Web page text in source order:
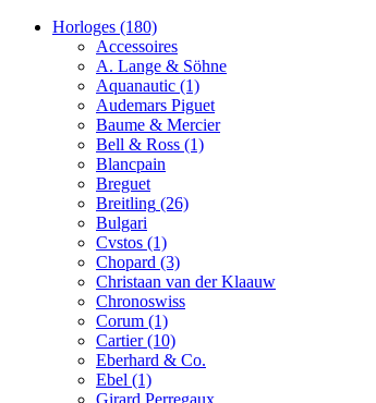
Horloges (180)
Accessoires
A. Lange & Söhne
Aquanautic (1)
Audemars Piguet
Baume & Mercier
Bell & Ross (1)
Blancpain
Breguet
Breitling (26)
Bulgari
Cvstos (1)
Chopard (3)
Christaan van der Klaauw
Chronoswiss
Corum (1)
Cartier(10)
Eberhard & Co.
Ebel (1)
Girard Perregaux